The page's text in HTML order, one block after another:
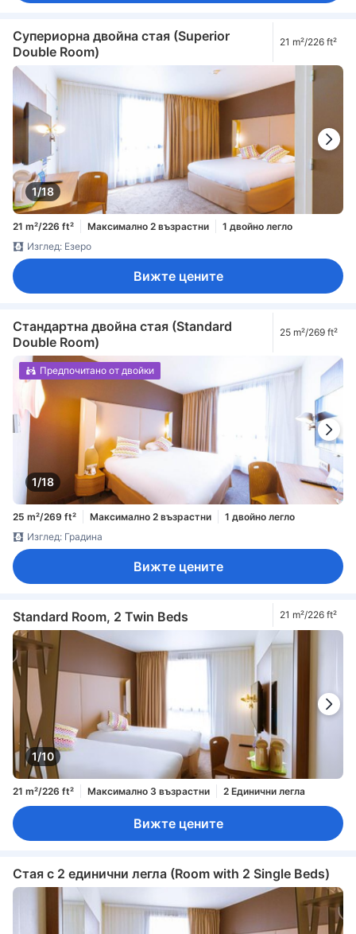
Супериорна двойна стая (Superior
Double Room)
21 m²/226 ft²
1/18
21 m²/226 ft² Максимално 2 възрастни
1 двойно легло
Изглед: Езеро
Вижте цените
Стандартна двойна стая (Standard
Double Room)
25 m²/269 ft²
1/18
Предпочитано от двойки
25 m²/269 ft² Максимално 2 възрастни
1 двойно легло
Изглед: Градина
Вижте цените
Standard Room, 2 Twin Beds 21 m²/226 ft²
1/10
21 m²/226 ft² Максимално 3 възрастни 2 Единични легла
Вижте цените
Стая с 2 единични легла (Room with 2 Single Beds)